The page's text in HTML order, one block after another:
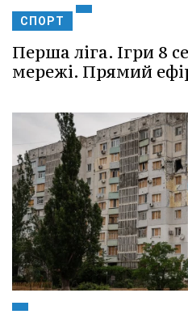
СПОРТ
Перша ліга. Ігри 8
мережі. Прямий